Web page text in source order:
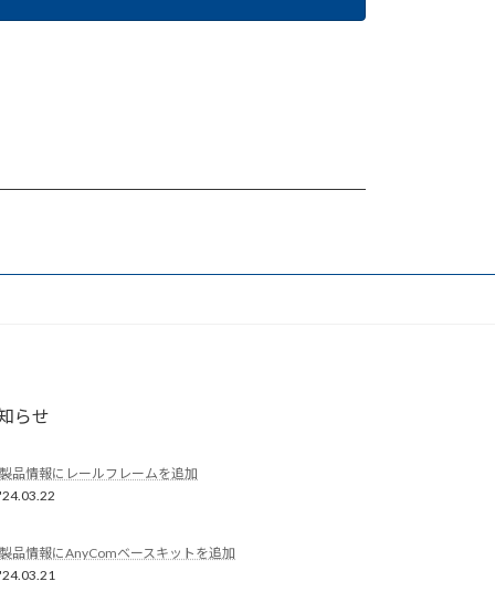
らせ
製品情報にレールフレームを追加
'24.03.22
製品情報にAnyComベースキットを追加
'24.03.21